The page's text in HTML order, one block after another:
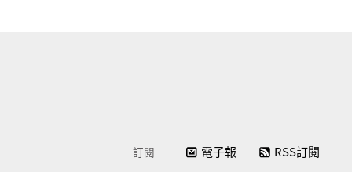
訂閱 電子報 RSS訂閱